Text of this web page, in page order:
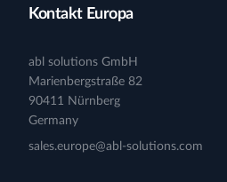
Kontakt Europa
abl solutions GmbH
Marienbergstraße 82
90411 Nürnberg
Germany
sales.europe@abl-solutions.com